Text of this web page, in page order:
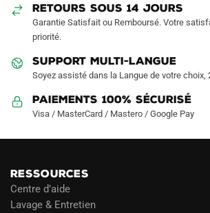
la
page
produit
RETOURS SOUS 14 JOURS
Garantie Satisfait ou Remboursé. Votre
priorité.
SUPPORT MULTI-LANGUE
Soyez assisté dans la Langue de votre choix,
Paiements 100% Sécurisé
Visa / MasterCard / Mastero / Google Pay
RESSOURCES
Centre d’aide
Lavage & Entretien